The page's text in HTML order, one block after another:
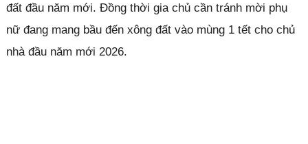
đất đầu năm mới. Đồng thời gia chủ cần tránh mời phụ
nữ đang mang bầu đến xông đất vào mùng 1 tết cho chủ
nhà đầu năm mới 2026.